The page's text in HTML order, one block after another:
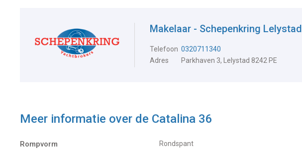
Makelaar - Schepenkring Lelystad
Telefoon 0320711340
Adres
Parkhaven 3, Lelystad 8242 PE
Meer informatie over de Catalina 36
Rompvorm Rondspant